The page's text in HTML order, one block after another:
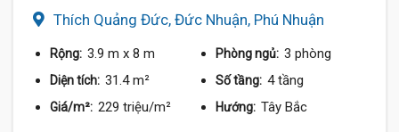
Thích Quảng Đức, Đức Nhuận, Phú Nhuận
Rộng: 3.9 m x 8 m Phòng ngủ: 3 phòng
Diện tích: 31.4 m² Số tầng: 4 tầng
Giá/m²: 229 triệu/m² Hướng: Tây Bắc